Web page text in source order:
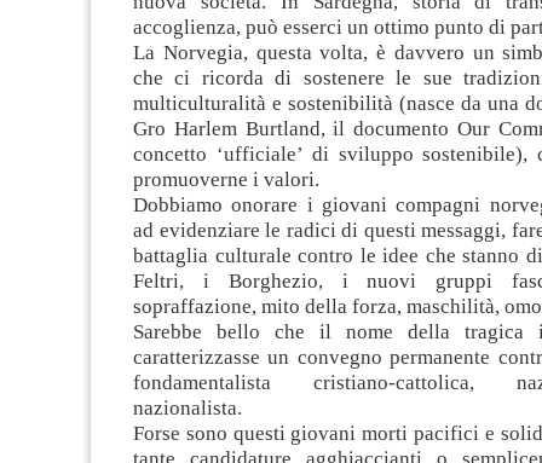
accoglienza, può esserci un ottimo punto di
La Norvegia, questa volta, è davvero un
che ci ricorda di sostenere le sue
multiculturalità e sostenibilità (nasce da una
Gro Harlem Burtland, il documento Our
concetto ‘ufficiale’ di sviluppo
promuoverne i valori.
Dobbiamo onorare i giovani compagni
ad evidenziare le radici di questi messaggi,
battaglia culturale contro le idee che stanno
Feltri, i Borghezio, i nuovi gruppi
sopraffazione, mito della forza, maschilità,
Sarebbe bello che il nome della tragica
caratterizzasse un convegno permanente
fondamentalista cristiano-cattolica,
nazionalista.
Forse sono questi giovani morti pacifici e